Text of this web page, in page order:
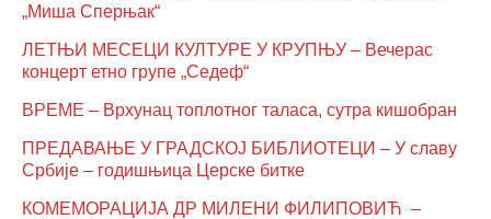
„Миша Сперњак“
ЛЕТЊИ МЕСЕЦИ КУЛТУРЕ У КРУПЊУ – Вечерас
концерт етно групе „Седеф“
ВРЕМЕ – Врхунац топлотног таласа, сутра кишобран
ПРЕДАВАЊЕ У ГРАДСКОЈ БИБЛИОТЕЦИ – У славу
Србије – годишњица Церске битке
КОМЕМОРАЦИЈА ДР МИЛЕНИ ФИЛИПОВИЋ –